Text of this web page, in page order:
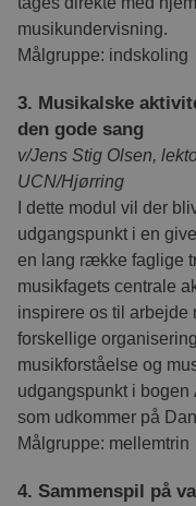
musikundervisning.
Målgruppe: indskoling
3. Musikalske
den gode sang
v/Jens Stig Olsen,
UCN/Hjørring
I dette modul vil der
udgangspunkt i en
en lang række faglige
musikfagets centrale
inspirere os til
forskellige
musikforståelse og
udgangspunkt i bogen
som udkommer på
Målgruppe: mellemtrin
4. Sammenspil på